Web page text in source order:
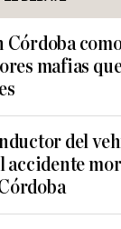
Córdoba
mafias
del
accidente